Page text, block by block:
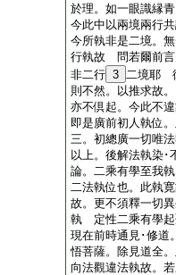
於理。如一眼識縁
今此中以兩境兩行
今所執非是二境。
行執故 問若爾前言
非二行 3 二境耶
則不然。以推求故
亦不倶起。今此不
即是廣前初人執位
三。初總廣一切唯
以上。後解法執染
論。二乘有學至我
二法執位也。此執
故。更不須釋一切
執 定性二乘有學起
現在前時通見･修
悟菩薩。除見道全
向法觀違法執故。